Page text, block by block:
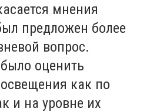
мнения
предложен более
вопрос.
оценить
как по
и на уровне их